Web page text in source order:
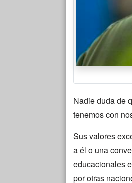
Nadie duda de
tenemos con
Sus valores
a él o una
educacionales
por otras